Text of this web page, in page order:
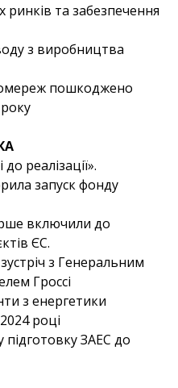
ринків та забезпечення
з виробництва
пошкоджено
реалізації».
запуск фонду
включили до
ЄС.
з Генеральним
Гроссі
з енергетики
році
ЗАЕС до